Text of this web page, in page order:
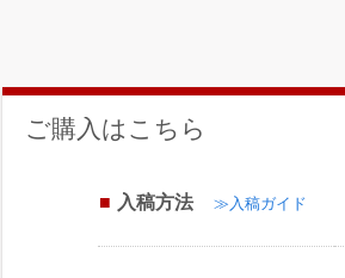
ご購入はこちら
入稿方法 ≫入稿ガイド